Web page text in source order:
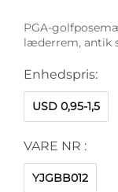
PGA-
læderrem, antik
Enhedspris:
USD 0,95-1,5
VARE NR :
YJGBB012